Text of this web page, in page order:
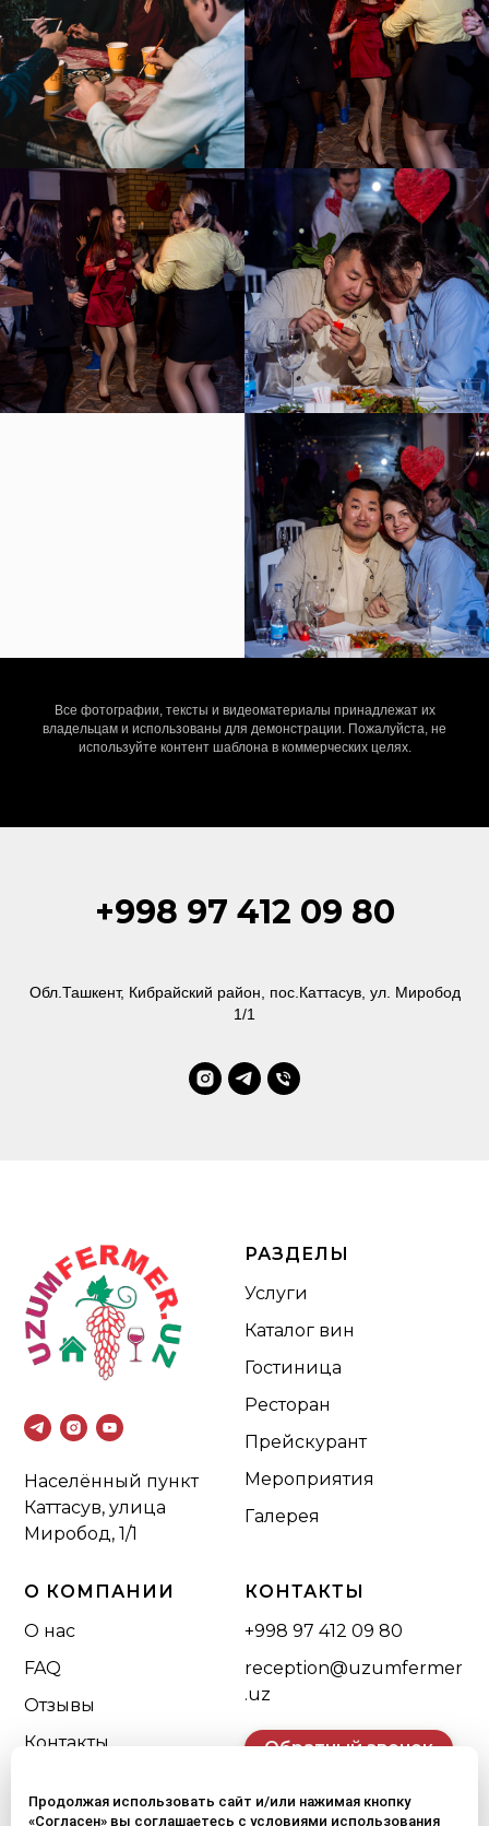
Все фотографии, тексты и видеоматериалы принадлежат их
владельцам и использованы для демонстрации. Пожалуйста, не
используйте контент шаблона в коммерческих целях.
+998 97 412 09 80
Обл.Ташкент, Кибрайский район, пос.Каттасув, ул. Миробод
1/1
Населённый пункт
Каттасув, улица
Миробод, 1/1
РАЗДЕЛЫ
Услуги
Каталог вин
Гостиница
Ресторан
Прейскурант
Мероприятия
Галерея
О КОМПАНИИ
О нас
FAQ
Отзывы
Контакты
КОНТАКТЫ
+998 97 412 09 80
reception@uzumfermer
.uz
Обратный звонок
Продолжая использовать сайт и/или нажимая кнопку
«Согласен» вы соглашаетесь с условиями использования